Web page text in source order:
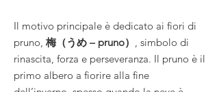
Il motivo principale è dedicato ai fiori di
pruno, 梅（うめ – pruno） , simbolo di
rinascita, forza e perseveranza. Il pruno è il
primo albero a fiorire alla fine